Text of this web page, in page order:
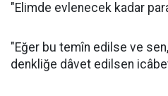
"Elimde evlenecek kadar
"Eğer bu temîn edilse ve
denkliğe dâvet edilsen